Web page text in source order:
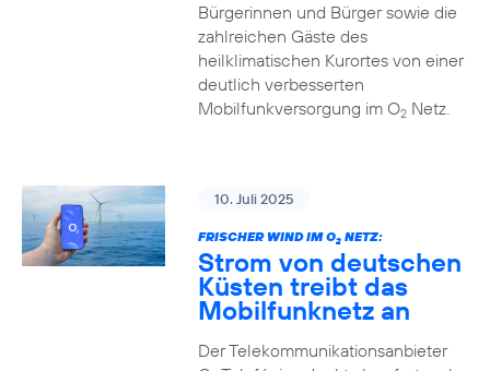
Bürgerinnen und Bürger sowie die
zahlreichen Gäste des
heilklimatischen Kurortes von einer
deutlich verbesserten
Mobilfunkversorgung im O2Netz.
10. Juli 2025
FRISCHER WIND IM O2NETZ:
Strom von deutschen
Küsten treibt das
Mobilfunknetz an
Der Telekommunikationsanbieter